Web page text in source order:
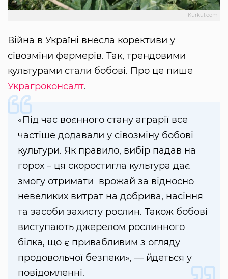
Kurkul.com
Війна в Україні внесла корективи у
сівозміни фермерів. Так, трендовими
культурами стали бобові. Про це пише
Украгроконсалт.
«Під час воєнного стану аграрії все
частіше додавали у сівозміну бобові
культури. Як правило, вибір падав на
горох – ця скоростигла культура дає
змогу отримати врожай за відносно
невеликих витрат на добрива, насіння
та засоби захисту рослин. Також бобові
виступають джерелом рослинного
білка, що є привабливим з огляду
продовольчої безпеки», — йдеться у
повідомленні.